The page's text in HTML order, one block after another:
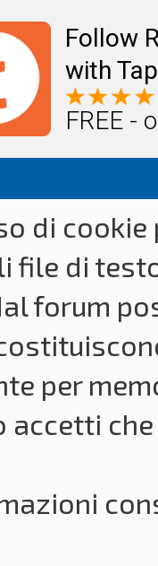
Follow
with
FREE -
di
file di
forum
per
accetti